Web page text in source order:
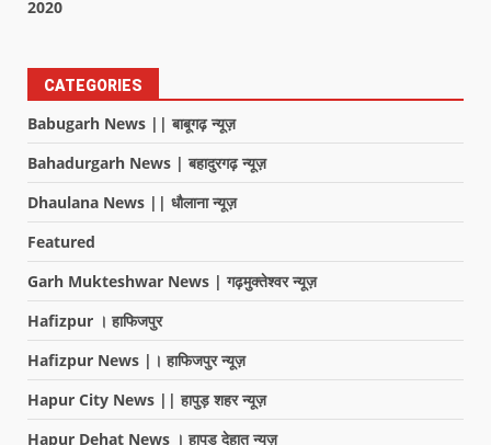
2020
CATEGORIES
Babugarh News || बाबूगढ़ न्यूज़
Bahadurgarh News | बहादुरगढ़ न्यूज़
Dhaulana News || धौलाना न्यूज़
Featured
Garh Mukteshwar News | गढ़मुक्तेश्वर न्यूज़
Hafizpur । हाफिजपुर
Hafizpur News |। हाफिजपुर न्यूज़
Hapur City News || हापुड़ शहर न्यूज़
Hapur Dehat News । हापुड देहात न्यूज़